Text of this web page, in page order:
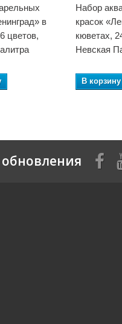
в
цветов,
Набор
красок
кюветах,
Невская
В корзину